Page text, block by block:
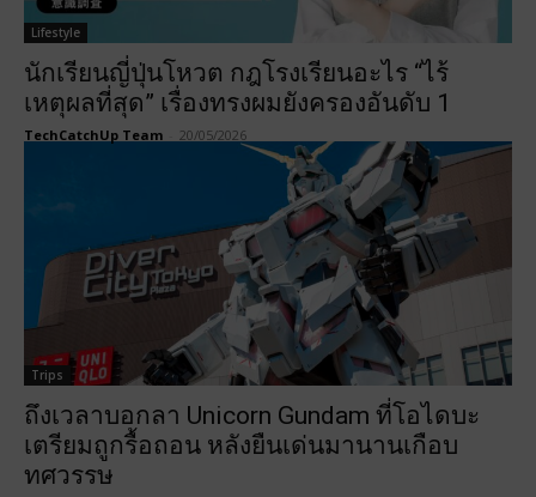
Lifestyle
นักเรียนญี่ปุ่นโหวต กฎโรงเรียนอะไร “ไร้
เหตุผลที่สุด” เรื่องทรงผมยังครองอันดับ 1
TechCatchUp Team 20/05/2026
Trips
ถึงเวลาบอกลา Unicorn Gundam ที่โอไดบะ
เตรียมถูกรื้อถอน หลังยืนเด่นมานานเกือบ
ทศวรรษ